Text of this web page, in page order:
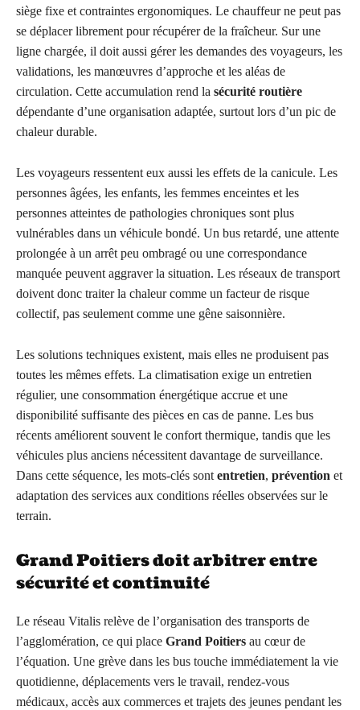
siège fixe et contraintes ergonomiques. Le chauffeur ne peut pas
se déplacer librement pour récupérer de la fraîcheur. Sur une
ligne chargée, il doit aussi gérer les demandes des voyageurs, les
validations, les manœuvres d’approche et les aléas de
circulation. Cette accumulation rend la sécurité routière
dépendante d’une organisation adaptée, surtout lors d’un pic de
chaleur durable.
Les voyageurs ressentent eux aussi les effets de la canicule. Les
personnes âgées, les enfants, les femmes enceintes et les
personnes atteintes de pathologies chroniques sont plus
vulnérables dans un véhicule bondé. Un bus retardé, une attente
prolongée à un arrêt peu ombragé ou une correspondance
manquée peuvent aggraver la situation. Les réseaux de transport
doivent donc traiter la chaleur comme un facteur de risque
collectif, pas seulement comme une gêne saisonnière.
Les solutions techniques existent, mais elles ne produisent pas
toutes les mêmes effets. La climatisation exige un entretien
régulier, une consommation énergétique accrue et une
disponibilité suffisante des pièces en cas de panne. Les bus
récents améliorent souvent le confort thermique, tandis que les
véhicules plus anciens nécessitent davantage de surveillance.
Dans cette séquence, les mots-clés sont entretien, prévention et
adaptation des services aux conditions réelles observées sur le
terrain.
Grand Poitiers doit arbitrer entre
sécurité et continuité
Le réseau Vitalis relève de l’organisation des transports de
l’agglomération, ce qui place Grand Poitiers au cœur de
l’équation. Une grève dans les bus touche immédiatement la vie
quotidienne, déplacements vers le travail, rendez-vous
médicaux, accès aux commerces et trajets des jeunes pendant les